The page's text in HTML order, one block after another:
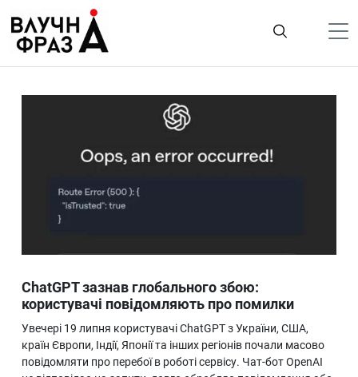
содержимому
ТехноНаука
Ukraine
Про нас
ChatGPT зазнав глобального збою:
користувачі повідомляють про помилки
Увечері 19 липня користувачі ChatGPT з України, США,
країн Європи, Індії, Японії та інших регіонів почали масово
повідомляти про перебої в роботі сервісу. Чат-бот OpenAI